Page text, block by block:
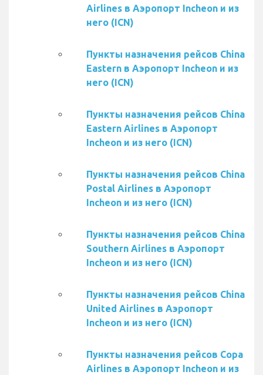
Airlines в Аэропорт Incheon и из
него (ICN)
Пункты назначения рейсов China
Eastern в Аэропорт Incheon и из
него (ICN)
Пункты назначения рейсов China
Eastern Airlines в Аэропорт
Incheon и из него (ICN)
Пункты назначения рейсов China
Postal Airlines в Аэропорт
Incheon и из него (ICN)
Пункты назначения рейсов China
Southern Airlines в Аэропорт
Incheon и из него (ICN)
Пункты назначения рейсов China
United Airlines в Аэропорт
Incheon и из него (ICN)
Пункты назначения рейсов Copa
Airlines в Аэропорт Incheon и из